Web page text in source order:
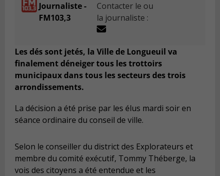
Journaliste -
FM103,3
Contacter le ou
la journaliste :
Les dés sont jetés, la Ville de Longueuil va
finalement déneiger tous les trottoirs
municipaux dans tous les secteurs des trois
arrondissements.
La décision a été prise par les élus mardi soir en
séance ordinaire du conseil de ville.
Selon le conseiller du district des Explorateurs et
membre du comité exécutif, Tommy Théberge, la
vois des citoyens a été entendue et les